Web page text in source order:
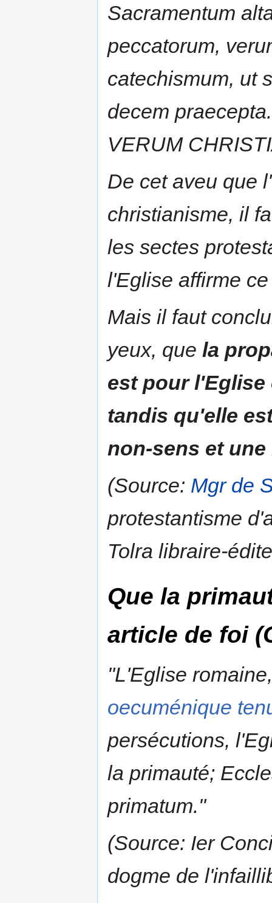
Sacramentum
peccatorum,
catechismum, ut
decem
VERUM
De cet aveu que
christianisme, il
les sectes
l'Eglise affirme
Mais il faut
yeux, que la
est pour
tandis qu'elle
non-sens et
(Source: Mgr de
protestantisme
Tolra libraire-
Que la
article de foi
"L'Eglise
oecuménique
persécutions,
la primauté;
primatum."
(Source: Ier
dogme de